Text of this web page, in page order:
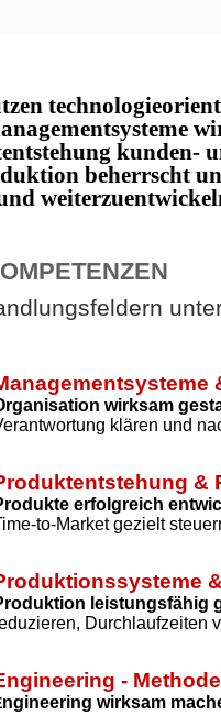
kunden-
beherrscht
wirksam
klären und
&
erfolgreich
to-Market gezielt
leistungsfähig
Durchlaufzeiten
-
ngineering wirksam